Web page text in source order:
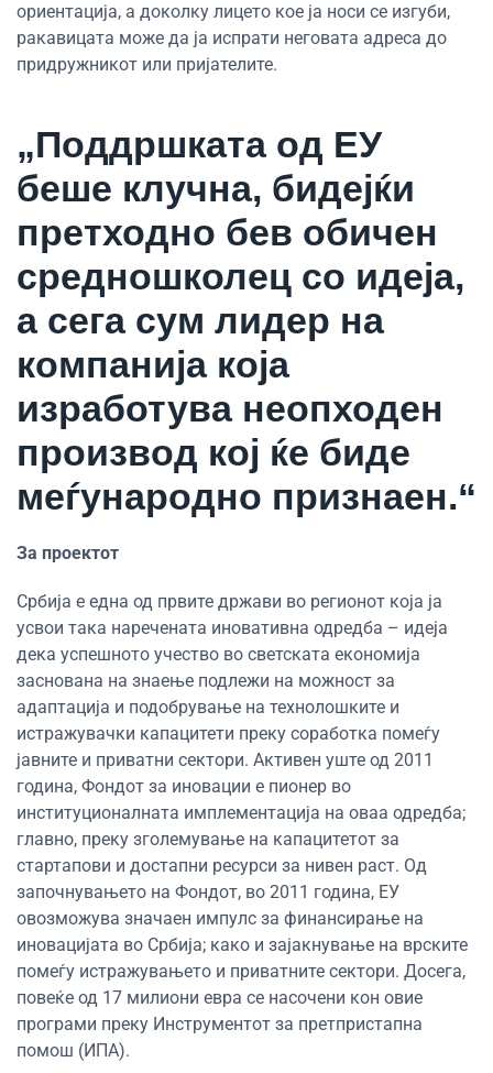
ориентација, а доколку лицето кое ја носи се изгуби,
ракавицата може да ја испрати неговата адреса до
придружникот или пријателите.
„Поддршката од ЕУ
беше клучна, бидејќи
претходно бев обичен
средношколец со идеја,
а сега сум лидер на
компанија која
изработува неопходен
производ кој ќе биде
меѓународно признаен.“
За проектот
Србија е една од првите држави во регионот која ја
усвои така наречената иновативна одредба – идеја
дека успешното учество во светската економија
заснована на знаење подлежи на можност за
адаптација и подобрување на технолошките и
истражувачки капацитети преку соработка помеѓу
јавните и приватни сектори. Активен уште од 2011
година, Фондот за иновации е пионер во
институционалната имплементација на оваа одредба;
главно, преку зголемување на капацитетот за
стартапови и достапни ресурси за нивен раст. Од
започнувањето на Фондот, во 2011 година, ЕУ
овозможува значаен импулс за финансирање на
иновацијата во Србија; како и зајакнување на врските
помеѓу истражувањето и приватните сектори. Досега,
повеќе од 17 милиони евра се насочени кон овие
програми преку Инструментот за претпристапна
помош (ИПА).